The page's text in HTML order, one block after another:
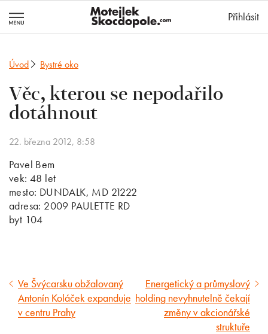
Přihlásit
Úvod Bystré oko
Věc, kterou se nepodařilo
dotáhnout
22. března 2012, 8:58
Pavel Bem
vek: 48 let
mesto: DUNDALK, MD 21222
adresa: 2009 PAULETTE RD
byt 104
Předcházející
článek
Ve Švýcarsku obžalovaný
Antonín Koláček expanduje
v centru Prahy
Následující
článek
Energetický a průmyslový
holding nevyhnutelně čekají
změny v akcionářské
struktuře